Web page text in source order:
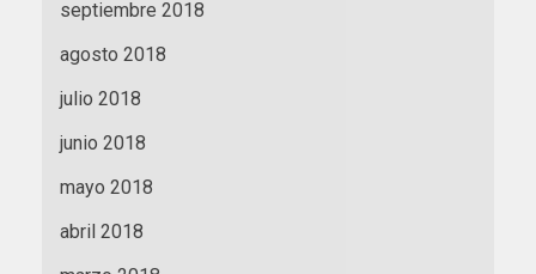
septiembre 2018
agosto 2018
julio 2018
junio 2018
mayo 2018
abril 2018